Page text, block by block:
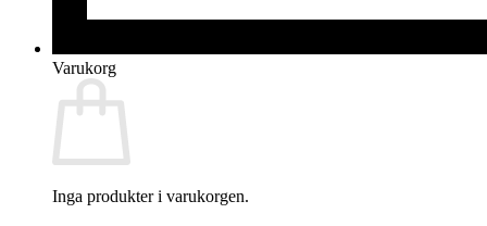
Varukorg
Inga produkter i varukorgen.